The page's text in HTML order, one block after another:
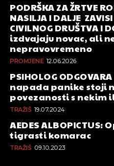
PODRŠKA ZA ŽRTVE
NASILJA I DALJE
CIVILNOG DRUŠTVA I
izdvajaju novac, ali
nepravovremeno
PROMJENE 12.06.2026
PSIHOLOG
napada panike stoji
povezanosti s nekim
TRAŽIŠ 19.07.2024
AEDES ALBOPICTUS:
tigrasti komarac
TRAŽIŠ 09.10.2023